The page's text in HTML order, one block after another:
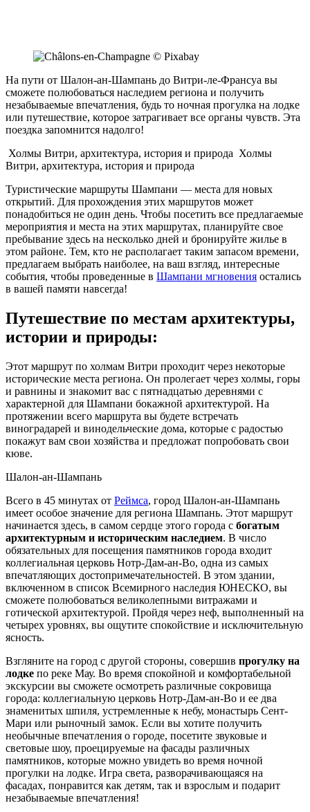
На пути от Шалон-ан-Шампань до Витри-ле-Франсуа вы
сможете полюбоваться наследием региона и получить
незабываемые впечатления, будь то ночная прогулка на лодке
или путешествие, которое затрагивает все органы чувств. Эта
поездка запомнится надолго!
Холмы Витри, архитектура, история и природа Холмы
Витри, архитектура, история и природа
Туристические маршруты Шампани — места для новых
открытий. Для прохождения этих маршрутов может
понадобиться не один день. Чтобы посетить все предлагаемые
мероприятия и места на этих маршрутах, планируйте свое
пребывание здесь на несколько дней и бронируйте жилье в
этом районе. Тем, кто не располагает таким запасом времени,
предлагаем выбрать наиболее, на ваш взгляд, интересные
события, чтобы проведенные в Шампани мгновения остались
в вашей памяти навсегда!
Путешествие по местам архитектуры,
истории и природы:
Этот маршрут по холмам Витри проходит через некоторые
исторические места региона. Он пролегает через холмы, горы
и равнины и знакомит вас с пятнадцатью деревнями с
характерной для Шампани бокажной архитектурой. На
протяжении всего маршрута вы будете встречать
виноградарей и винодельческие дома, которые с радостью
покажут вам свои хозяйства и предложат попробовать свои
кюве.
Шалон-ан-Шампань
Всего в 45 минутах от Реймса, город Шалон-ан-Шампань
имеет особое значение для региона Шампань. Этот маршрут
начинается здесь, в самом сердце этого города с богатым
архитектурным и историческим наследием. В число
обязательных для посещения памятников города входит
коллегиальная церковь Нотр-Дам-ан-Во, одна из самых
впечатляющих достопримечательностей. В этом здании,
включенном в список Всемирного наследия ЮНЕСКО, вы
сможете полюбоваться великолепными витражами и
готической архитектурой. Пройдя через неф, выполненный на
четырех уровнях, вы ощутите спокойствие и исключительную
ясность.
Взгляните на город с другой стороны, совершив прогулку на
лодке по реке Мау. Во время спокойной и комфортабельной
экскурсии вы сможете осмотреть различные сокровища
города: коллегиальную церковь Нотр-Дам-ан-Во и ее два
знаменитых шпиля, устремленные к небу, монастырь Сент-
Мари или рыночный замок. Если вы хотите получить
необычные впечатления о городе, посетите звуковые и
световые шоу, проецируемые на фасады различных
памятников, которые можно увидеть во время ночной
прогулки на лодке. Игра света, разворачивающаяся на
фасадах, понравится как детям, так и взрослым и подарит
незабываемые впечатления!